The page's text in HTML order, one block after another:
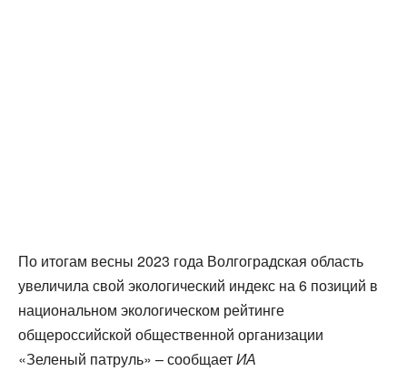
По итогам весны 2023 года Волгоградская область
увеличила свой экологический индекс на 6 позиций в
национальном экологическом рейтинге
общероссийской общественной организации
«Зеленый патруль» – сообщаетИА